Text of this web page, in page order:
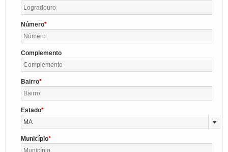
Número
Complemento
Bairro
Estado
MA
Município